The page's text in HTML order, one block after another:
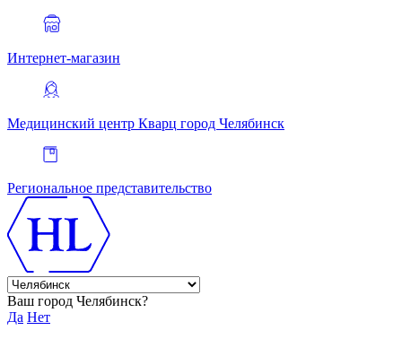
Интернет-магазин
Медицинский центр Кварц город Челябинск
Региональное представительство
Ваш город Челябинск?
Да Нет